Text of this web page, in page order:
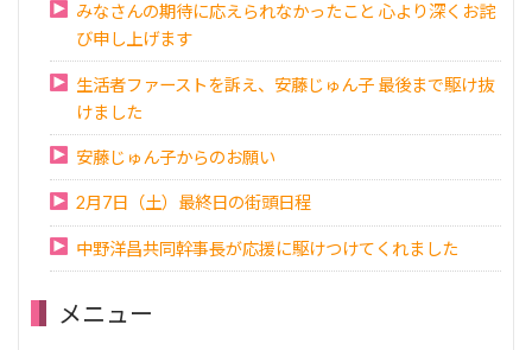
みなさんの期待に応えられなかったこと 心より深くお詫
び申し上げます
生活者ファーストを訴え、安藤じゅん子 最後まで駆け抜
けました
安藤じゅん子からのお願い
2月7日（土）最終日の街頭日程
中野洋昌共同幹事長が応援に駆けつけてくれました
メニュー